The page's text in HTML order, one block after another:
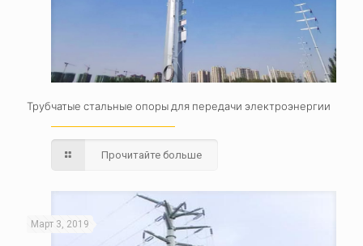
Трубчатые стальные опоры для передачи электроэнергии
Прочитайте больше
Март 3, 2019